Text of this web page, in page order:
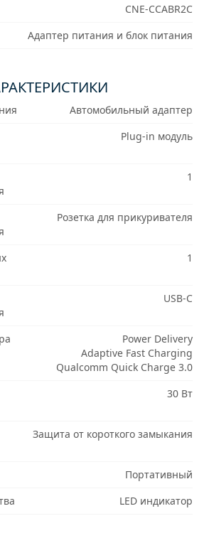
CNE-CCABR2C
Адаптер питания и блок питания
Автомобильный адаптер
Plug-in модуль
1
Розетка для прикуривателя
1
USB-C
Power Delivery
Adaptive Fast Charging
Qualcomm Quick Charge 3.0
30 Вт
Защита от короткого замыкания
Портативный
LED индикатор